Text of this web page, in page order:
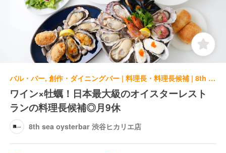
バル・バー, 創作・ダイニングバー | 料理長・料理長候補 | 8th sea oysterbar 渋谷ヒカリエ店
ワイン×牡蠣！日本最大級のオイスターレスト
ランの料理長候補◎月9休
8th sea oysterbar 渋谷ヒカリエ店